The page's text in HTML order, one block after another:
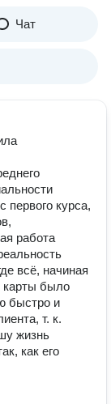
Чат
первого курса,
работа
всё, начиная
карты было
быстро и
т. к.
жизнь
как его